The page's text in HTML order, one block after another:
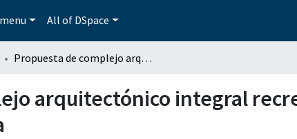
All of DSpace
Propuesta de complejo arquitectónico integral recreativo en el municipio de Tlaltenango, Puebla
arquitectónico integral